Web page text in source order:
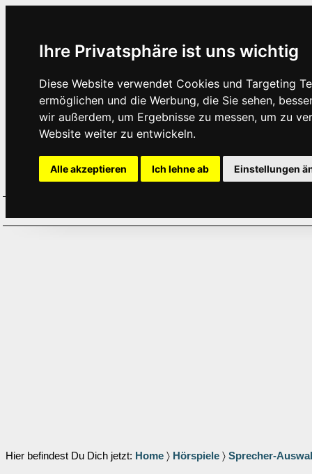
Ihre Privatsphäre ist uns wichtig
Diese Website verwendet Cookies und Targeting
ermöglichen und die Werbung, die Sie sehen,
wir außerdem, um Ergebnisse zu messen, um zu
Website weiter zu entwickeln.
Alle akzeptieren Ich lehne ab Einstellungen
Hier befindest Du Dich jetzt: Home 〉 Hörspiele 〉 Sprecher-